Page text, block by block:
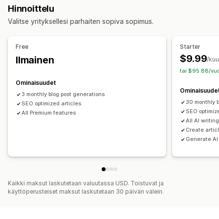
Hakukoneoptimointi
Avainsanaoptimointi
SEO-analyysi
Sisällön optimointi
Hinnoittelu
Valitse yrityksellesi parhaiten sopiva sopimus.
Free
Ilmainen
Ominaisuudet
3 monthly blog post generations
SEO optimized articles
All Premium features
Starter
$9.99/
tai $95.88/
30 monthly
SEO
All AI
Create
Generate
Kaikki maksut laskutetaan valuutassa USD. Toistuvat ja
käyttöperusteiset maksut laskutetaan 30 päivän välein.